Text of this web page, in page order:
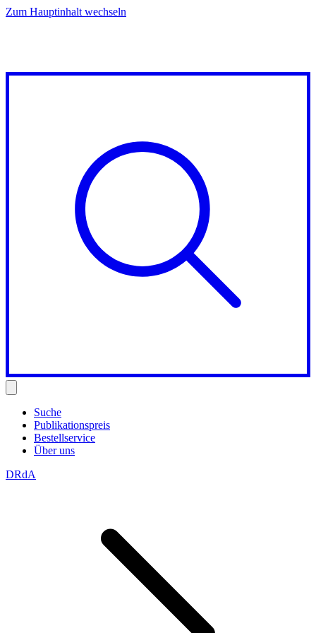
Zum Hauptinhalt wechseln
Suche
Publikationspreis
Bestellservice
Über uns
DRdA